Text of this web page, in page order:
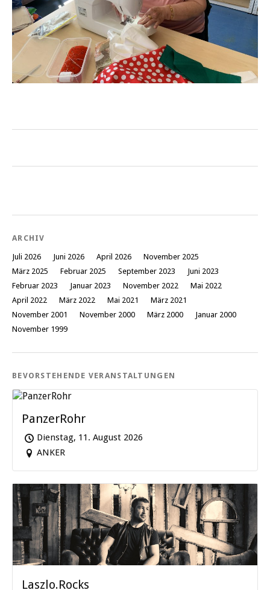
ARCHIV
Juli 2026 Juni 2026 April 2026
November 2025
März 2025
Februar 2025 September 2023
Juni 2023
Februar 2023
Januar 2023 November 2022
Mai 2022
April 2022
März 2022 Mai 2021
März 2021
November 2001
November 2000 März 2000
Januar 2000
November 1999
BEVORSTEHENDE VERANSTALTUNGEN
PanzerRohr
Dienstag, 11. August 2026
ANKER
Laszlo.Rocks